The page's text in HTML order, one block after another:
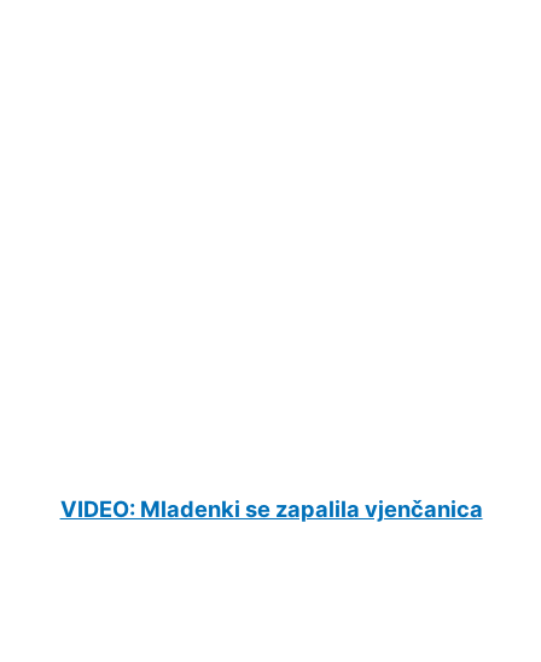
VIDEO: Mladenki se zapalila vjenčanica